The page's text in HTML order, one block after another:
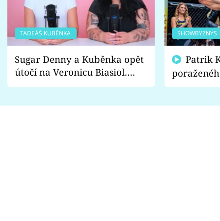
TADEÁŠ KUBĚNKA
Sugar Denny a Kuběnka opět
útočí na Veronicu Biasiol.
Proč je podle nich falešná a
SHOWBYZNYS
fanoušci